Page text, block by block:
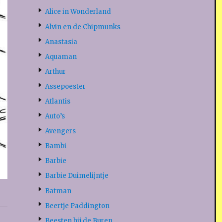
Alice in Wonderland
Alvin en de Chipmunks
Anastasia
Aquaman
Arthur
Assepoester
Atlantis
Auto’s
Avengers
Bambi
Barbie
Barbie Duimelijntje
Batman
Beertje Paddington